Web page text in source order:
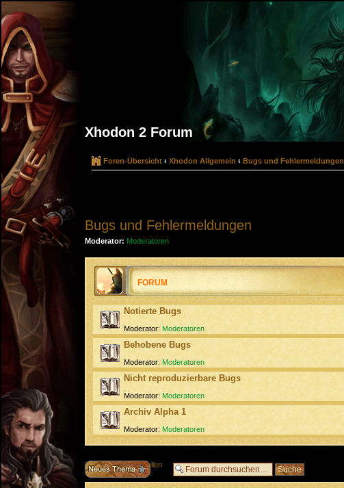
Xhodon 2 Forum
Foren-Übersicht ‹ Xhodon Allgemein ‹ Bugs und Fehlermeldungen
Bugs und Fehlermeldungen
Moderator: Moderatoren
FORUM
Notierte Bugs
Moderator: Moderatoren
Behobene Bugs
Moderator: Moderatoren
Nicht reproduzierbare Bugs
Moderator: Moderatoren
Archiv Alpha 1
Moderator: Moderatoren
Neues Thema erstellen